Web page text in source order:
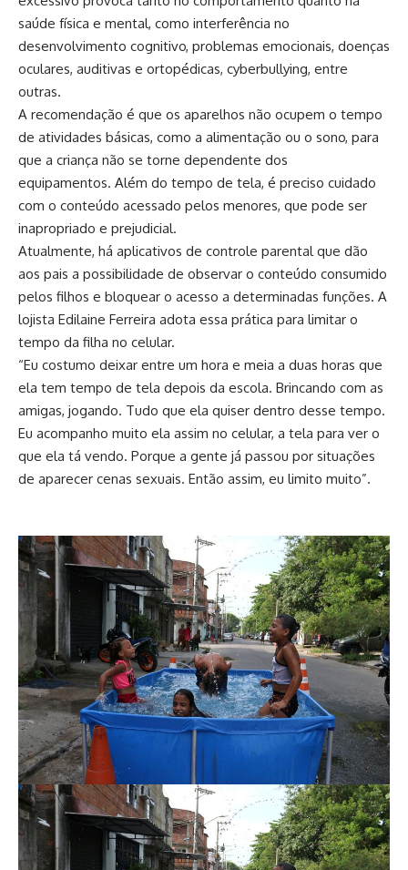
saúde física e mental, como interferência no
desenvolvimento cognitivo, problemas emocionais, doenças
oculares, auditivas e ortopédicas, cyberbullying, entre
outras.
A recomendação é que os aparelhos não ocupem o tempo
de atividades básicas, como a alimentação ou o sono, para
que a criança não se torne dependente dos
equipamentos. Além do tempo de tela, é preciso cuidado
com o conteúdo acessado pelos menores, que pode ser
inapropriado e prejudicial.
Atualmente, há aplicativos de controle parental que dão
aos pais a possibilidade de observar o conteúdo consumido
pelos filhos e bloquear o acesso a determinadas funções. A
lojista Edilaine Ferreira adota essa prática para limitar o
tempo da filha no celular.
“Eu costumo deixar entre um hora e meia a duas horas que
ela tem tempo de tela depois da escola. Brincando com as
amigas, jogando. Tudo que ela quiser dentro desse tempo.
Eu acompanho muito ela assim no celular, a tela para ver o
que ela tá vendo. Porque a gente já passou por situações
de aparecer cenas sexuais. Então assim, eu limito muito”.